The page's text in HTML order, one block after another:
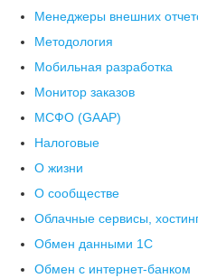
Менеджеры внешних
Методология
Мобильная разработка
Монитор заказов
МСФО (GAAP)
Налоговые
О жизни
О сообществе
Облачные сервисы,
Обмен данными 1С
Обмен с интернет-банком